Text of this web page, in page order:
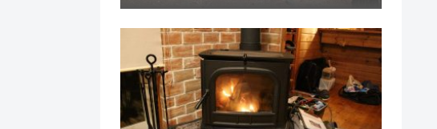
姓蕎麦の紹介！